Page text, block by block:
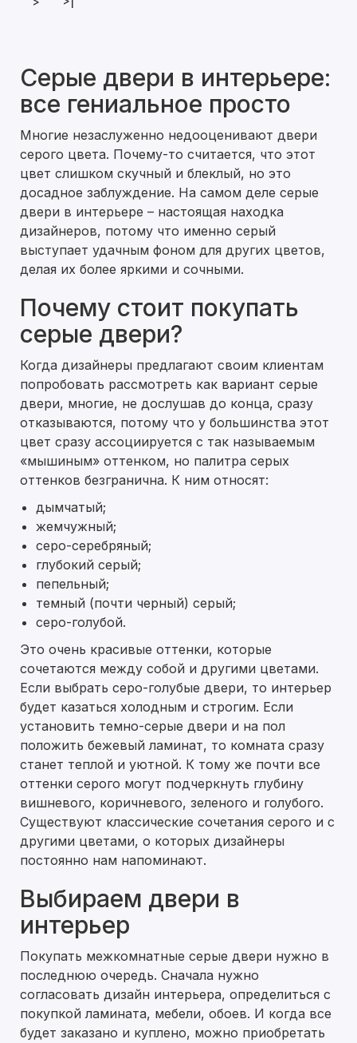
Серые двери в интерьере:
все гениальное просто
Многие незаслуженно недооценивают двери
серого цвета. Почему-то считается, что этот
цвет слишком скучный и блеклый, но это
досадное заблуждение. На самом деле серые
двери в интерьере – настоящая находка
дизайнеров, потому что именно серый
выступает удачным фоном для других цветов,
делая их более яркими и сочными.
Почему стоит покупать
серые двери?
Когда дизайнеры предлагают своим клиентам
попробовать рассмотреть как вариант серые
двери, многие, не дослушав до конца, сразу
отказываются, потому что у большинства этот
цвет сразу ассоциируется с так называемым
«мышиным» оттенком, но палитра серых
оттенков безгранична. К ним относят:
дымчатый;
жемчужный;
серо-серебряный;
глубокий серый;
пепельный;
темный (почти черный) серый;
серо-голубой.
Это очень красивые оттенки, которые
сочетаются между собой и другими цветами.
Если выбрать серо-голубые двери, то интерьер
будет казаться холодным и строгим. Если
установить темно-серые двери и на пол
положить бежевый ламинат, то комната сразу
станет теплой и уютной. К тому же почти все
оттенки серого могут подчеркнуть глубину
вишневого, коричневого, зеленого и голубого.
Существуют классические сочетания серого и с
другими цветами, о которых дизайнеры
постоянно нам напоминают.
Выбираем двери в
интерьер
Покупать межкомнатные серые двери нужно в
последнюю очередь. Сначала нужно
согласовать дизайн интерьера, определиться с
покупкой ламината, мебели, обоев. И когда все
будет заказано и куплено, можно приобретать